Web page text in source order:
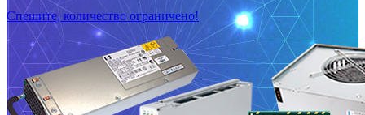
Спешите, количество ограничено!